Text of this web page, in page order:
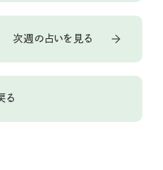
次週の占いを見る
る